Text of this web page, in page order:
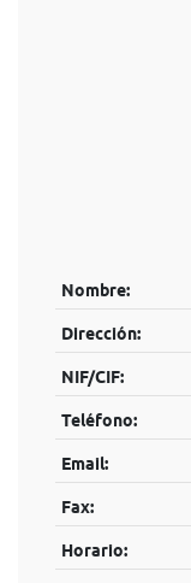
Nombre:
Dirección:
NIF/CIF:
Teléfono:
Email:
Fax:
Horario: